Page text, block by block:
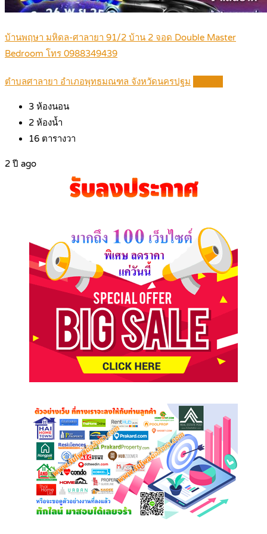
บ้านพฤษา มหิดล-ศาลายา 91/2 บ้าน 2 จอด Double Master
Bedroom โทร 0988349439
ตำบลศาลายา อำเภอพุทธมณฑล จังหวัดนครปฐม
3 ห้องนอน
2 ห้องน้ำ
16 ตารางวา
2 ปี ago